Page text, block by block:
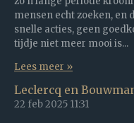
mensen echt zoeken, en
snelle acties, geen
tijdje niet meer mooi is...
Lees meer »
Leclercq en
22 feb 2025 11:31